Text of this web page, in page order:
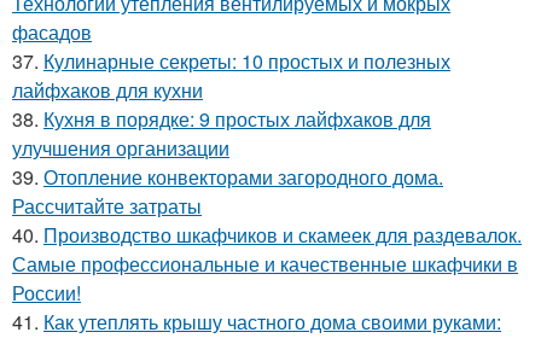
фасадов
37. Кулинарные секреты: 10 простых и полезных
лайфхаков для кухни
38. Кухня в порядке: 9 простых лайфхаков для
улучшения организации
39. Отопление конвекторами загородного дома.
Рассчитайте затраты
40. Производство шкафчиков и скамеек для раздевалок.
Самые профессиональные и качественные шкафчики в
России!
41. Как утеплять крышу частного дома своими руками: